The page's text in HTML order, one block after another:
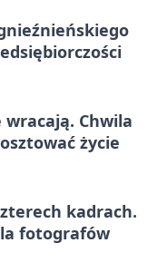
wracają. Chwila
życie
kadrach.
fotografów